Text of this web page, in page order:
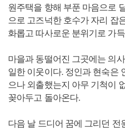
원주택을 향해 부푼 마음으로
으로 고즈넉한 호수가 자리 잡
화롭고 따사로운 분위기로 가
마을과 동떨어진 그곳에는 의
일한 이웃이다. 정인과 현숙은
으나 외출했는지 아무 기척이
꽂아두고 돌아온다.
다음 날 드디어 꿈에 그리던 전